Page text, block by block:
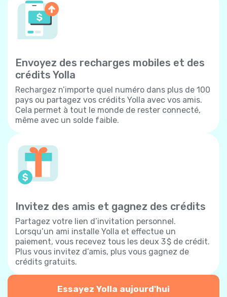
Envoyez des recharges mobiles et des
crédits Yolla
Rechargez n’importe quel numéro dans plus de 100
pays ou partagez vos crédits Yolla avec vos amis.
Cela permet à tout le monde de rester connecté,
même avec un solde faible.
Invitez des amis et gagnez des crédits
Partagez votre lien d’invitation personnel.
Lorsqu’un ami installe Yolla et effectue un
paiement, vous recevez tous les deux 3 $ de crédit.
Plus vous invitez d’amis, plus vous gagnez de
crédits gratuits.
Essayez Yolla aujourd'hui